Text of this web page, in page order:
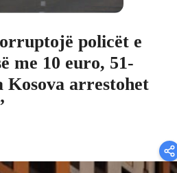
policët e
me 10 euro, 51-
Kosova arrestohet